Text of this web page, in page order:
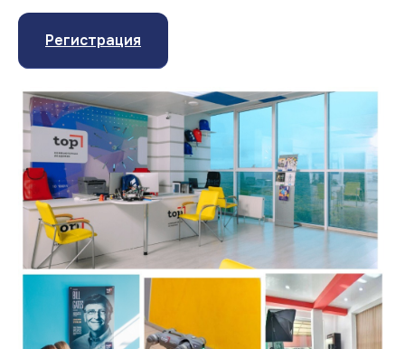
Регистрация